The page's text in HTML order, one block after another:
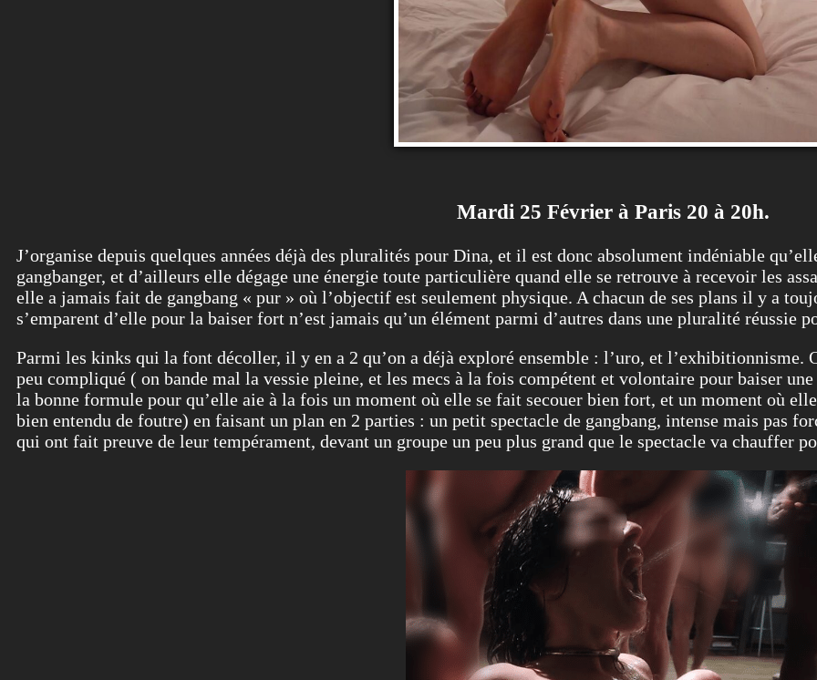
Mardi 25 Février à Paris 20 à 20h.
J’organise depuis quelques années déjà des pluralités pour Dina, et il est donc absolument indéniable
gangbanger, et d’ailleurs elle dégage une énergie toute particulière quand elle se retrouve à recevoir les
elle a jamais fait de gangbang « pur » où l’objectif est seulement physique. A chacun de ses plans il y a
s’emparent d’elle pour la baiser fort n’est jamais qu’un élément parmi d’autres dans une pluralité réussie
Parmi les kinks qui la font décoller, il y en a 2 qu’on a déjà exploré ensemble : l’uro, et l’exhibitionnisme.
peu compliqué ( on bande mal la vessie pleine, et les mecs à la fois compétent et volontaire pour baiser
la bonne formule pour qu’elle aie à la fois un moment où elle se fait secouer bien fort, et un moment où
bien entendu de foutre) en faisant un plan en 2 parties : un petit spectacle de gangbang, intense mais pas
qui ont fait preuve de leur tempérament, devant un groupe un peu plus grand que le spectacle va chauffer